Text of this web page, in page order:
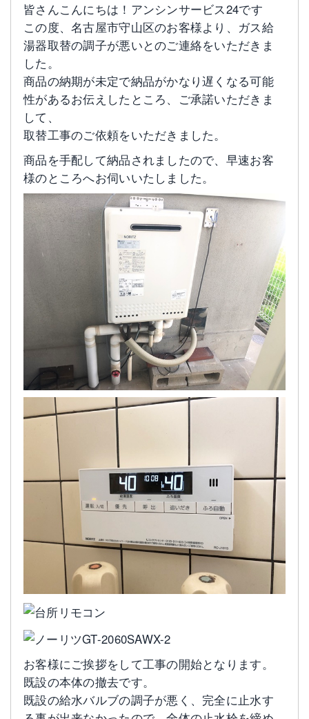
皆さんこんにちは！アンシンサービス24です
この度、名古屋市守山区のお客様より、ガス給
湯器取替の調子が悪いとのご連絡をいただきま
した。
商品の納期が未定で納品がかなり遅くなる可能
性があるお伝えしたところ、ご承諾いただきま
して、
取替工事のご依頼をいただきました。
商品を手配して納品されましたので、早速お客
様のところへお伺いいたしました。
お客様にご挨拶をして工事の開始となります。
既設の本体の撤去です。
既設の給水バルブの調子が悪く、完全に止水す